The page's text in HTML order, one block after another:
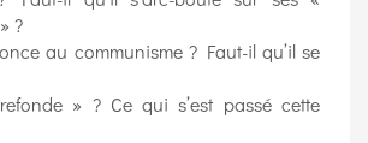
?
au communisme ? Faut-il qu’il se
» ? Ce qui s’est passé cette